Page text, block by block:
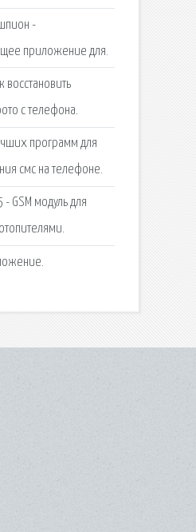
-
приложение для.
восстановить
с телефона.
программ для
смс на телефоне.
- GSM модуль для